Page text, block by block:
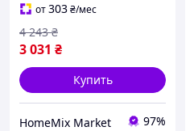
от303₴/мес
3 031 ₴
4 243 ₴
Купить
HomeMix Market 97%